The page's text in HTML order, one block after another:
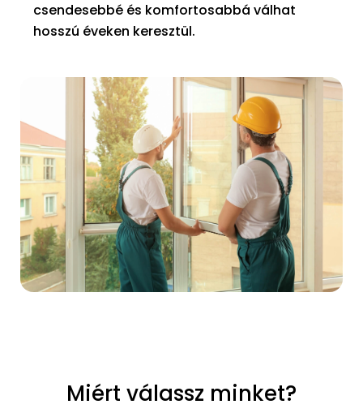
csendesebbé és komfortosabbá válhat
hosszú éveken keresztül.
Miért válassz minket?